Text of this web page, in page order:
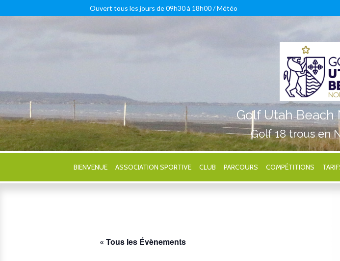
Golf Utah Beach
Golf 18 trous en
Ouvert tous les jours de 09h30 à 18h00 /Météo
BIENVENUE ASSOCIATION SPORTIVE CLUB PARCOURS COMPÉTITIONS
« Tous les Évènements